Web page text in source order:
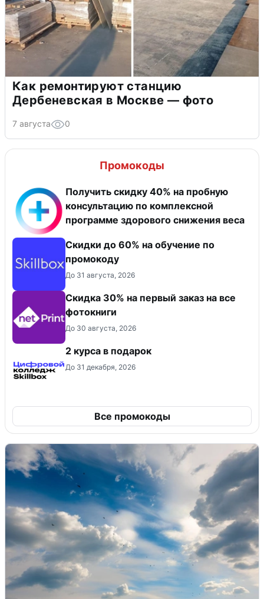
Как ремонтируют станцию
Дербеневская в Москве — фото
7 августа 0
Промокоды
Получить скидку 40% на пробную
консультацию по комплексной
программе здорового снижения веса
Скидки до 60% на обучение по
промокоду
До 31 августа, 2026
Cкидка 30% на первый заказ на все
фотокниги
До 30 августа, 2026
2 курса в подарок
До 31 декабря, 2026
Все промокоды